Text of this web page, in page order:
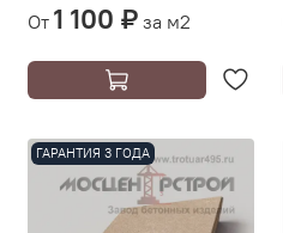
От 1 100 ₽ за м2
ГАРАНТИЯ 3 ГОДА